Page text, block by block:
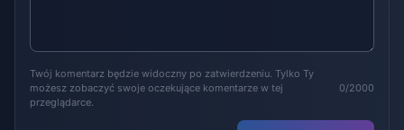
Twój komentarz będzie widoczny po zatwierdzeniu. Tylko Ty
możesz zobaczyć swoje oczekujące komentarze w tej
przeglądarce.
0/2000